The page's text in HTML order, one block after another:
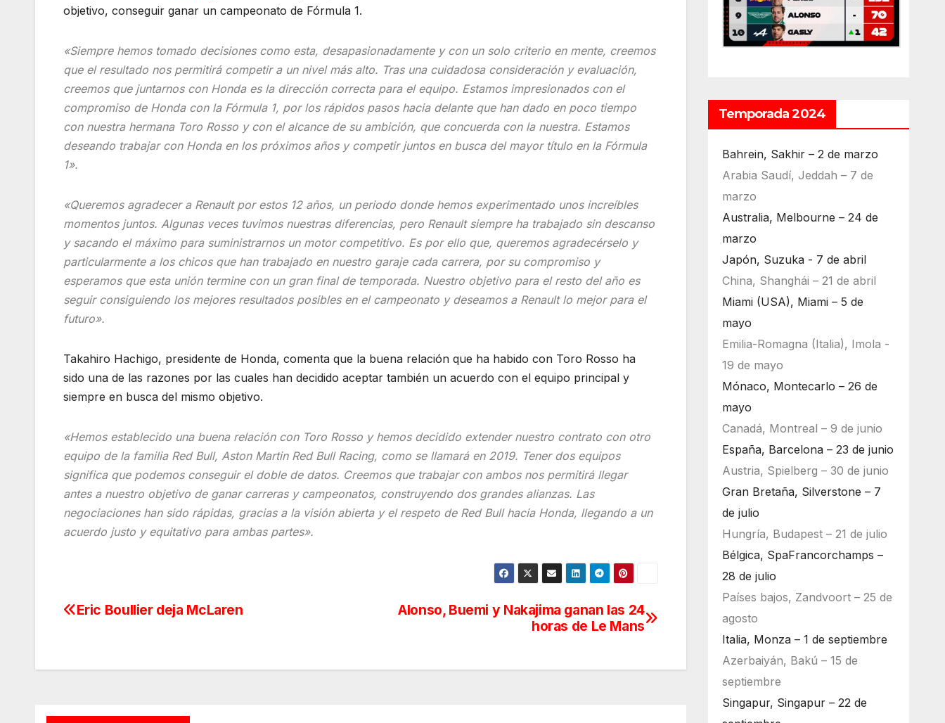
objetivo, conseguir ganar un campeonato de Fórmula 1.
«Siempre hemos tomado decisiones como esta, desapasionadamente y con un solo criterio en mente, creemos
que el resultado nos permitirá competir a un nivel más alto. Tras una cuidadosa consideración y evaluación,
creemos que juntarnos con Honda es la dirección correcta para el equipo. Estamos impresionados con el
compromiso de Honda con la Fórmula 1, por los rápidos pasos hacia delante que han dado en poco tiempo
con nuestra hermana Toro Rosso y con el alcance de su ambición, que concuerda con la nuestra. Estamos
deseando trabajar con Honda en los próximos años y competir juntos en busca del mayor título en la Fórmula
1».
«Queremos agradecer a Renault por estos 12 años, un periodo donde hemos experimentado unos increíbles
momentos juntos. Algunas veces tuvimos nuestras diferencias, pero Renault siempre ha trabajado sin descanso
y sacando el máximo para suministrarnos un motor competitivo. Es por ello que, queremos agradecérselo y
particularmente a los chicos que han trabajado en nuestro garaje cada carrera, por su compromiso y
esperamos que esta unión termine con un gran final de temporada. Nuestro objetivo para el resto del año es
seguir consiguiendo los mejores resultados posibles en el campeonato y deseamos a Renault lo mejor para el
futuro».
Takahiro Hachigo, presidente de Honda, comenta que la buena relación que ha habido con Toro Rosso ha
sido una de las razones por las cuales han decidido aceptar también un acuerdo con el equipo principal y
siempre en busca del mismo objetivo.
«Hemos establecido una buena relación con Toro Rosso y hemos decidido extender nuestro contrato con otro
equipo de la familia Red Bull, Aston Martin Red Bull Racing, como se llamará en 2019. Tener dos equipos
significa que podemos conseguir el doble de datos. Creemos que trabajar con ambos nos permitirá llegar
antes a nuestro objetivo de ganar carreras y campeonatos, construyendo dos grandes alianzas. Las
negociaciones han sido rápidas, gracias a la visión abierta y el respeto de Red Bull hacia Honda, llegando a un
acuerdo justo y equitativo para ambas partes».
Navegación
entradas
Alonso, Buemi y Nakajima ganan las 24
horas de Le Mans
Eric Boullier deja McLaren
Temporada 2024
Bahrein, Sakhir – 2 de marzo
Arabia Saudí, Jeddah – 7 de
marzo
Australia, Melbourne – 24 de
marzo
Japón, Suzuka - 7 de abril
China, Shanghái – 21 de abril
Miami (USA), Miami – 5 de
mayo
Emilia-Romagna (Italia), Imola -
19 de mayo
Mónaco, Montecarlo – 26 de
mayo
Canadá, Montreal – 9 de junio
España, Barcelona – 23 de junio
Austria, Spielberg – 30 de junio
Gran Bretaña, Silverstone – 7
de julio
Hungría, Budapest – 21 de julio
Bélgica, SpaFrancorchamps –
28 de julio
Países bajos, Zandvoort – 25 de
agosto
Italia, Monza – 1 de septiembre
Azerbaiyán, Bakú – 15 de
septiembre
Singapur, Singapur – 22 de